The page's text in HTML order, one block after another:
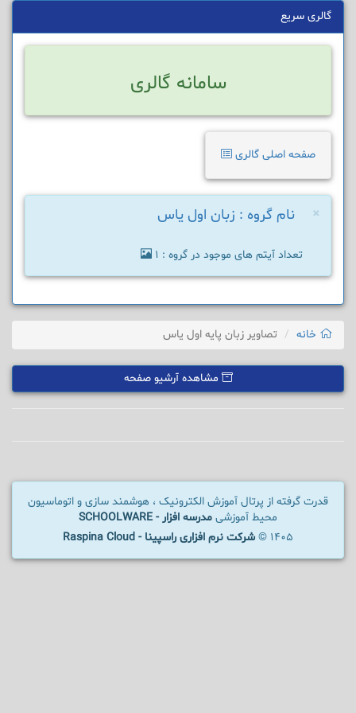
گالری سریع
سامانه گالری
صفحه اصلی گالری
× نام گروه : زبان اول یاس
تعداد آیتم های موجود در گروه : 1
خانه تصاویر زبان پایه اول یاس
مشاهده آرشیو صفحه
قدرت گرفته از پرتال آموزش الکترونیک ، هوشمند سازی و اتوماسیون
محیط آموزشی مدرسه افزار - SCHOOLWARE
1405 ©
شرکت نرم افزاری راسپینا - Raspina Cloud